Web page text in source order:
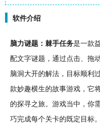
软件介绍
脑力谜题：棘手任务是一款
配文字谜题，通过点击、拖
脑洞大开的解法，目标顺利
款妙趣横生的故事游戏，它
的探寻之旅。游戏当中，你
巧完成每个关卡的既定目标